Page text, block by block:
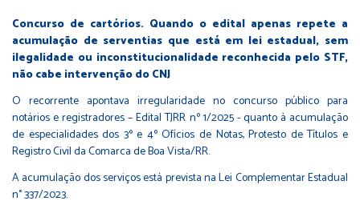
Concurso de cartórios. Quando o edital apenas repete a
acumulação de serventias que está em lei estadual, sem
ilegalidade ou inconstitucionalidade reconhecida pelo STF,
não cabe intervenção do CNJ
O recorrente apontava irregularidade no concurso público para
notários e registradores – Edital TJRR nº 1/2025 - quanto à acumulação
de especialidades dos 3º e 4º Ofícios de Notas, Protesto de Títulos e
Registro Civil da Comarca de Boa Vista/RR.
A acumulação dos serviços está prevista na Lei Complementar Estadual
n° 337/2023.